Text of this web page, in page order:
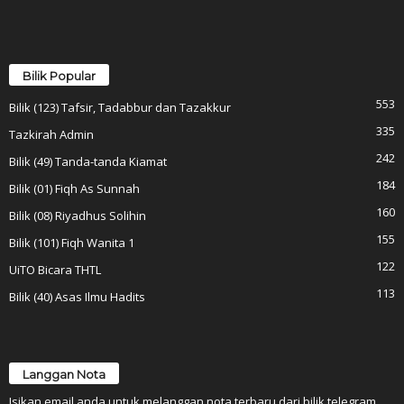
Bilik Popular
Bilik (123) Tafsir, Tadabbur dan Tazakkur
553
Tazkirah Admin
335
Bilik (49) Tanda-tanda Kiamat
242
Bilik (01) Fiqh As Sunnah
184
Bilik (08) Riyadhus Solihin
160
Bilik (101) Fiqh Wanita 1
155
UiTO Bicara THTL
122
Bilik (40) Asas Ilmu Hadits
113
Langgan Nota